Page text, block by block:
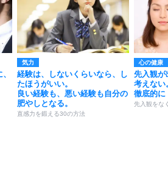
気力
経験は、しないくらいなら、し
たほうがいい。
良い経験も、悪い経験も自分の
肥やしとなる。
直感力を鍛える30の方法
心の健康
先入観が
考えない
徹底的に
先入観をな